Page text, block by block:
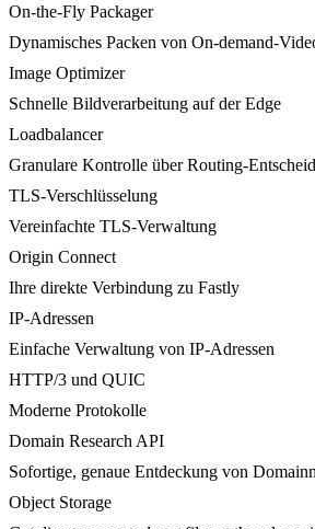
On-the-Fly Packager
Dynamisches Packen von On-demand-
Image Optimizer
Schnelle Bildverarbeitung auf der Edge
Loadbalancer
Granulare Kontrolle über Routing-
TLS-Verschlüsselung
Vereinfachte TLS-Verwaltung
Origin Connect
Ihre direkte Verbindung zu Fastly
IP-Adressen
Einfache Verwaltung von IP-Adressen
HTTP/3 und QUIC
Moderne Protokolle
Domain Research API
Sofortige, genaue Entdeckung von
Object Storage